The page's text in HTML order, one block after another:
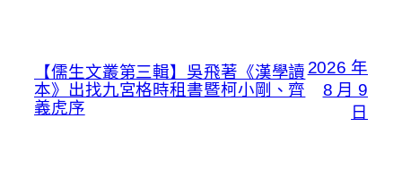
【儒生文叢第三輯】吳飛著《漢學讀
本》出找九宮格時租書暨柯小剛、齊
義虎序
2026 年
8 月 9
日